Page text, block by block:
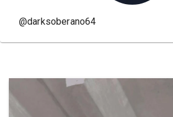
@darksoberano64